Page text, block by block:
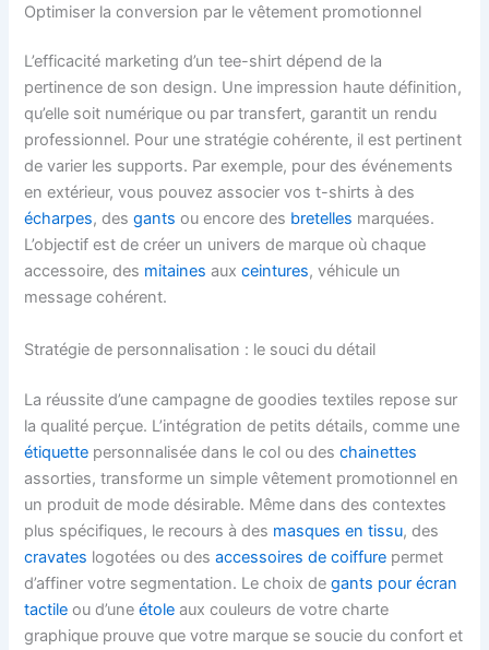
Optimiser la conversion par le vêtement promotionnel
L’efficacité marketing d’un tee-shirt dépend de la
pertinence de son design. Une impression haute définition,
qu’elle soit numérique ou par transfert, garantit un rendu
professionnel. Pour une stratégie cohérente, il est pertinent
de varier les supports. Par exemple, pour des événements
en extérieur, vous pouvez associer vos t-shirts à des
écharpes, desgants ou encore des bretelles marquées.
L’objectif est de créer un univers de marque où chaque
accessoire, des mitaines auxceintures, véhicule un
message cohérent.
Stratégie de personnalisation : le souci du détail
La réussite d’une campagne de goodies textiles repose sur
la qualité perçue. L’intégration de petits détails, comme une
étiquette personnalisée dans le col ou deschainettes
assorties, transforme un simple vêtement promotionnel en
un produit de mode désirable. Même dans des contextes
plus spécifiques, le recours à des masques en tissu, des
cravates logotées ou desaccessoires de coiffure permet
d’affiner votre segmentation. Le choix degants pour écran
tactile ou d’uneétole aux couleurs de votre charte
graphique prouve que votre marque se soucie du confort et